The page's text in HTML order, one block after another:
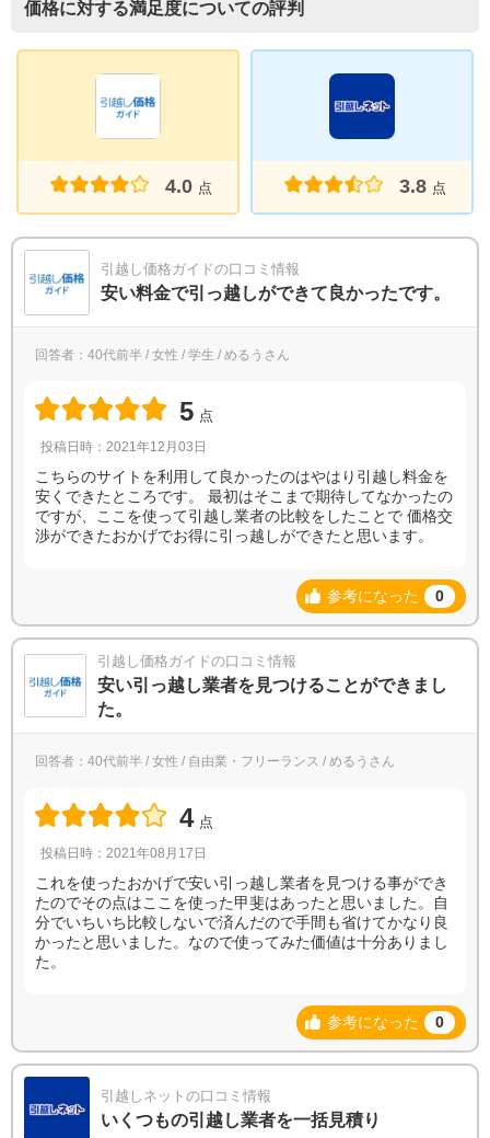
価格に対する満足度についての評判
4.0 点 3.8 点
引越し価格ガイドの口コミ情報
安い料金で引っ越しができて良かったです。
回答者：40代前半 / 女性 / 学生 / めるうさん
5 点
投稿日時：2021年12月03日
こちらのサイトを利用して良かったのはやはり引越し料金を
安くできたところです。 最初はそこまで期待してなかったの
ですが、ここを使って引越し業者の比較をしたことで 価格交
渉ができたおかげでお得に引っ越しができたと思います。
参考になった 0
引越し価格ガイドの口コミ情報
安い引っ越し業者を見つけることができまし
た。
回答者：40代前半 / 女性 / 自由業・フリーランス / めるうさん
4 点
投稿日時：2021年08月17日
これを使ったおかげで安い引っ越し業者を見つける事ができ
たのでその点はここを使った甲斐はあったと思いました。自
分でいちいち比較しないで済んだので手間も省けてかなり良
かったと思いました。なので使ってみた価値は十分ありまし
た。
参考になった 0
引越しネットの口コミ情報
いくつもの引越し業者を一括見積り